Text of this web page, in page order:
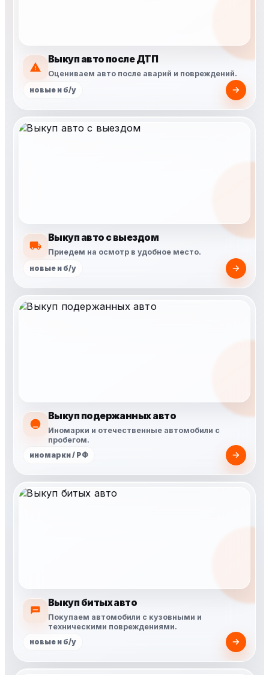
Выкуп авто после ДТП
Оцениваем авто после аварий и повреждений.
новые и б/у
Выкуп авто с выездом
Приедем на осмотр в удобное место.
новые и б/у
Выкуп подержанных авто
Иномарки и отечественные автомобили с
пробегом.
иномарки / РФ
Выкуп битых авто
Покупаем автомобили с кузовными и
техническими повреждениями.
новые и б/у